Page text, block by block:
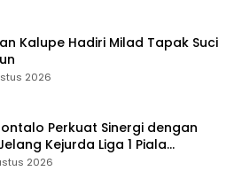
Kalupe Hadiri Milad Tapak Suci
2026
Perkuat Sinergi dengan
Kejurda Liga 1 Piala
2026